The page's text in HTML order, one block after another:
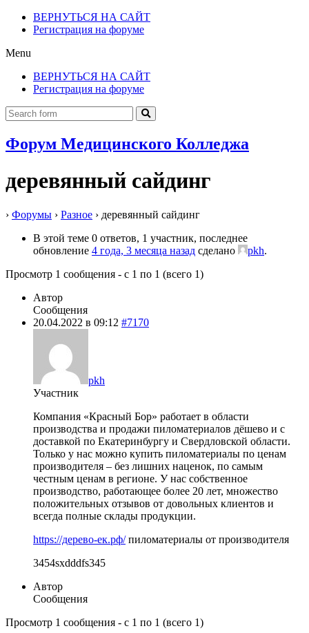
ВЕРНУТЬСЯ НА САЙТ
Регистрация на форуме
Menu
ВЕРНУТЬСЯ НА САЙТ
Регистрация на форуме
Форум Медицинского Колледжа
деревянный сайдинг
› Форумы › Разное › деревянный сайдинг
В этой теме 0 ответов, 1 участник, последнее
обновление 4 года, 3 месяца назад сделано pkh.
Просмотр 1 сообщения - с 1 по 1 (всего 1)
Автор
Сообщения
20.04.2022 в 09:12 #7170
pkh
Участник
Компания «Красный Бор» работает в области
производства и продажи пиломатериалов дёшево и с
доставкой по Екатеринбургу и Свердловской области.
Только у нас можно купить пиломатериалы по ценам
производителя – без лишних наценок, по самым
честным ценам в регионе. У нас собственное
производство, работающее более 20 лет, множество
положительных отзывов от довольных клиентов и
всегда полные склады продукции.
https://дерево-ек.рф/пиломатериалы от производителя
3454sxdddfs345
Автор
Сообщения
Просмотр 1 сообщения - с 1 по 1 (всего 1)